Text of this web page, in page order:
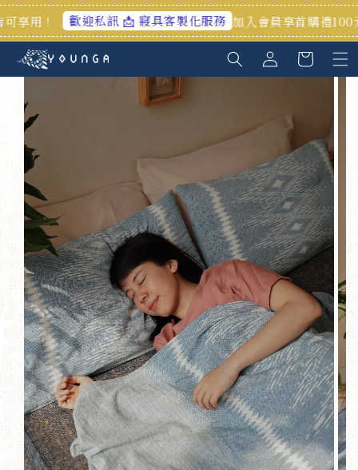
私訊 📩 寢具客製化服務 加入會員享首購禮100元🎁官網/高雄